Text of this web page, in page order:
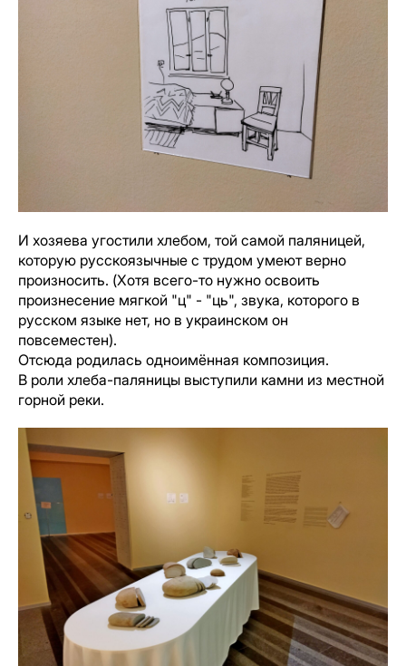
И хозяева угостили хлебом, той самой паляницей,
которую русскоязычные с трудом умеют верно
произносить. (Хотя всего-то нужно освоить
произнесение мягкой "ц" - "ць", звука, которого в
русском языке нет, но в украинском он
повсеместен).
Отсюда родилась одноимённая композиция.
В роли хлеба-паляницы выступили камни из местной
горной реки.